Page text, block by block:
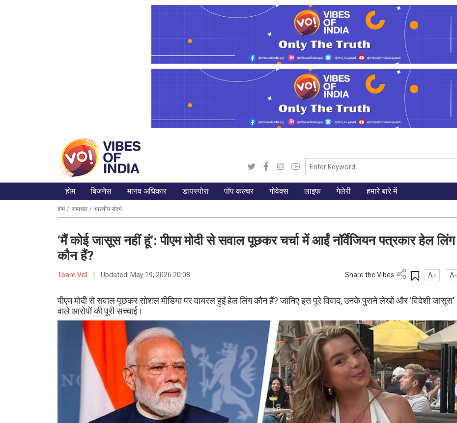
होम बिजनेस मानव अधिकार डायस्पोरा पॉप कल्चर गोवेक्स लाइफ गेलेरी हमारे बारे में
होम समाचार भारतीय संदर्भ
‘मैं कोई जासूस नहीं हूं’: पीएम मोदी से सवाल पूछकर चर्चा में आईं नॉर्वेजियन पत्रकार हेल लिंग
कौन हैं?
Team VoI Updated: May 19, 2026 20:08 Share the Vibes A+ A-
पीएम मोदी से सवाल पूछकर सोशल मीडिया पर वायरल हुईं हेल लिंग कौन हैं? जानिए इस पूरे विवाद, उनके पुराने लेखों और 'विदेशी जासूस'
वाले आरोपों की पूरी सच्चाई।